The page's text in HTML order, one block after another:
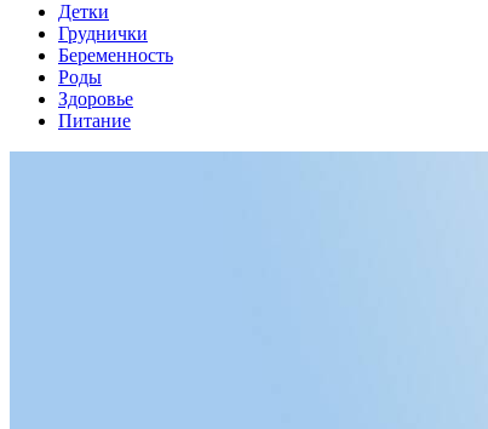
Детки
Груднички
Беременность
Роды
Здоровье
Питание